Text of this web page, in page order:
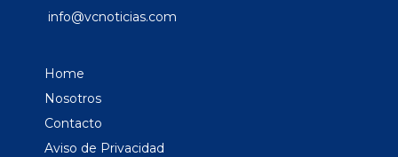
info@vcnoticias.com
Home
Nosotros
Contacto
Aviso de Privacidad